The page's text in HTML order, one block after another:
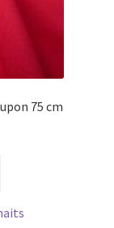
75 cm